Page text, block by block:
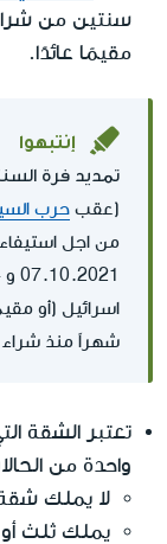
سنتين من
مقيمًا عائدًا.
إنتبهوا
تمديد فرة
(عقب حرب
من اجل
شهراً منذ شراء
تعتبر الشقة
واحدة من
لا يملك
يملك ثلث